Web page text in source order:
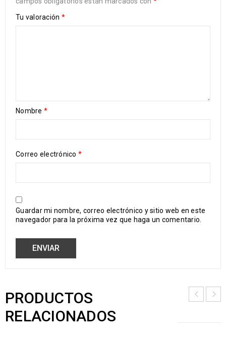
Tu valoración *
Nombre *
Correo electrónico *
Guardar mi nombre, correo electrónico y sitio web en este
navegador para la próxima vez que haga un comentario.
PRODUCTOS
RELACIONADOS